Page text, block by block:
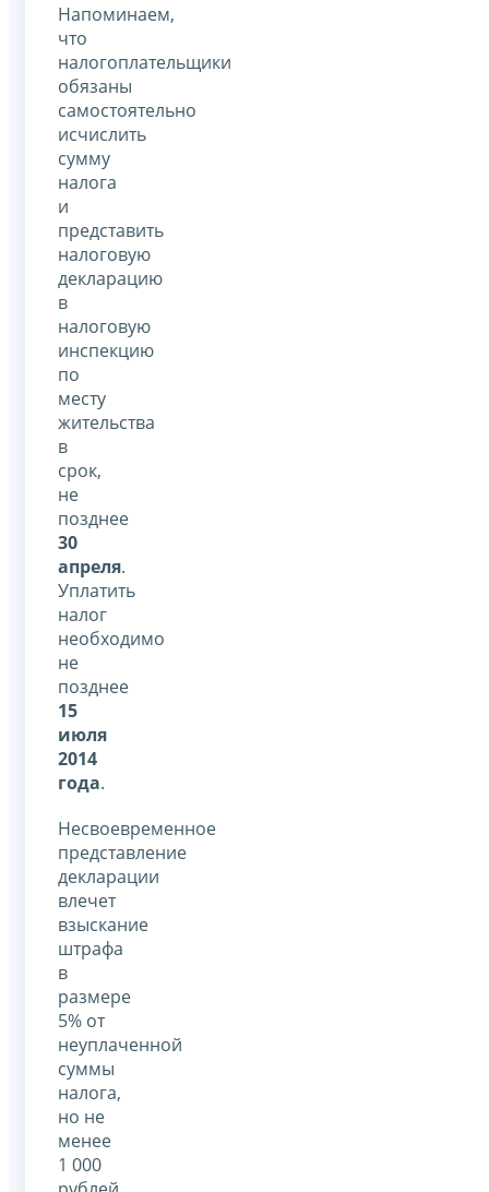
Напоминаем,
что
налогоплательщики
обязаны
самостоятельно
исчислить
сумму
налога
и
представить
налоговую
декларацию
в
налоговую
инспекцию
по
месту
жительства
в
срок,
не
позднее
30
апреля.
Уплатить
налог
необходимо
не
позднее
15
июля
2014
года.
Несвоевременное
представление
декларации
влечет
взыскание
штрафа
в
размере
5% от
неуплаченной
суммы
налога,
но не
менее
1 000